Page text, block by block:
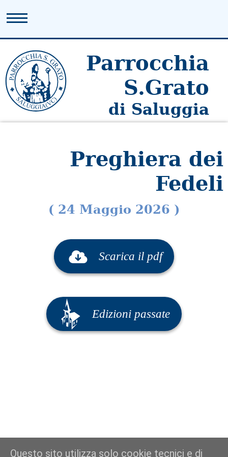
Parrocchia
S.Grato
di Saluggia
Preghiera dei
Fedeli
( 24 Maggio 2026 )
Scarica il pdf
Edizioni passate
Questo sito utilizza solo cookie tecnici e di